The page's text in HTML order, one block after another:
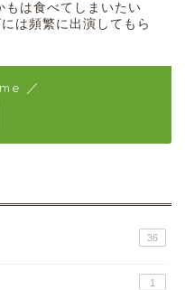
もは食べてしまいたい
は頻繁に出演してもら
／
36
1